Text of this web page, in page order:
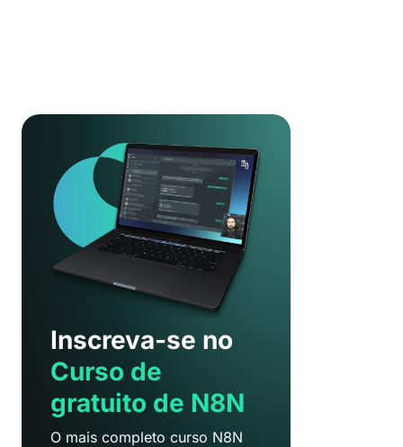
Inscreva-se no
Curso de
gratuito de N8N
O mais completo curso N8N